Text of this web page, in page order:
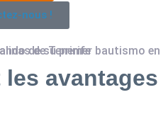
nous !
avantages